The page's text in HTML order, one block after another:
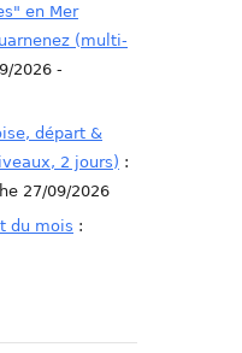
en Mer
(multi-
2026 -
départ &
2 jours) :
27/09/2026
du mois :